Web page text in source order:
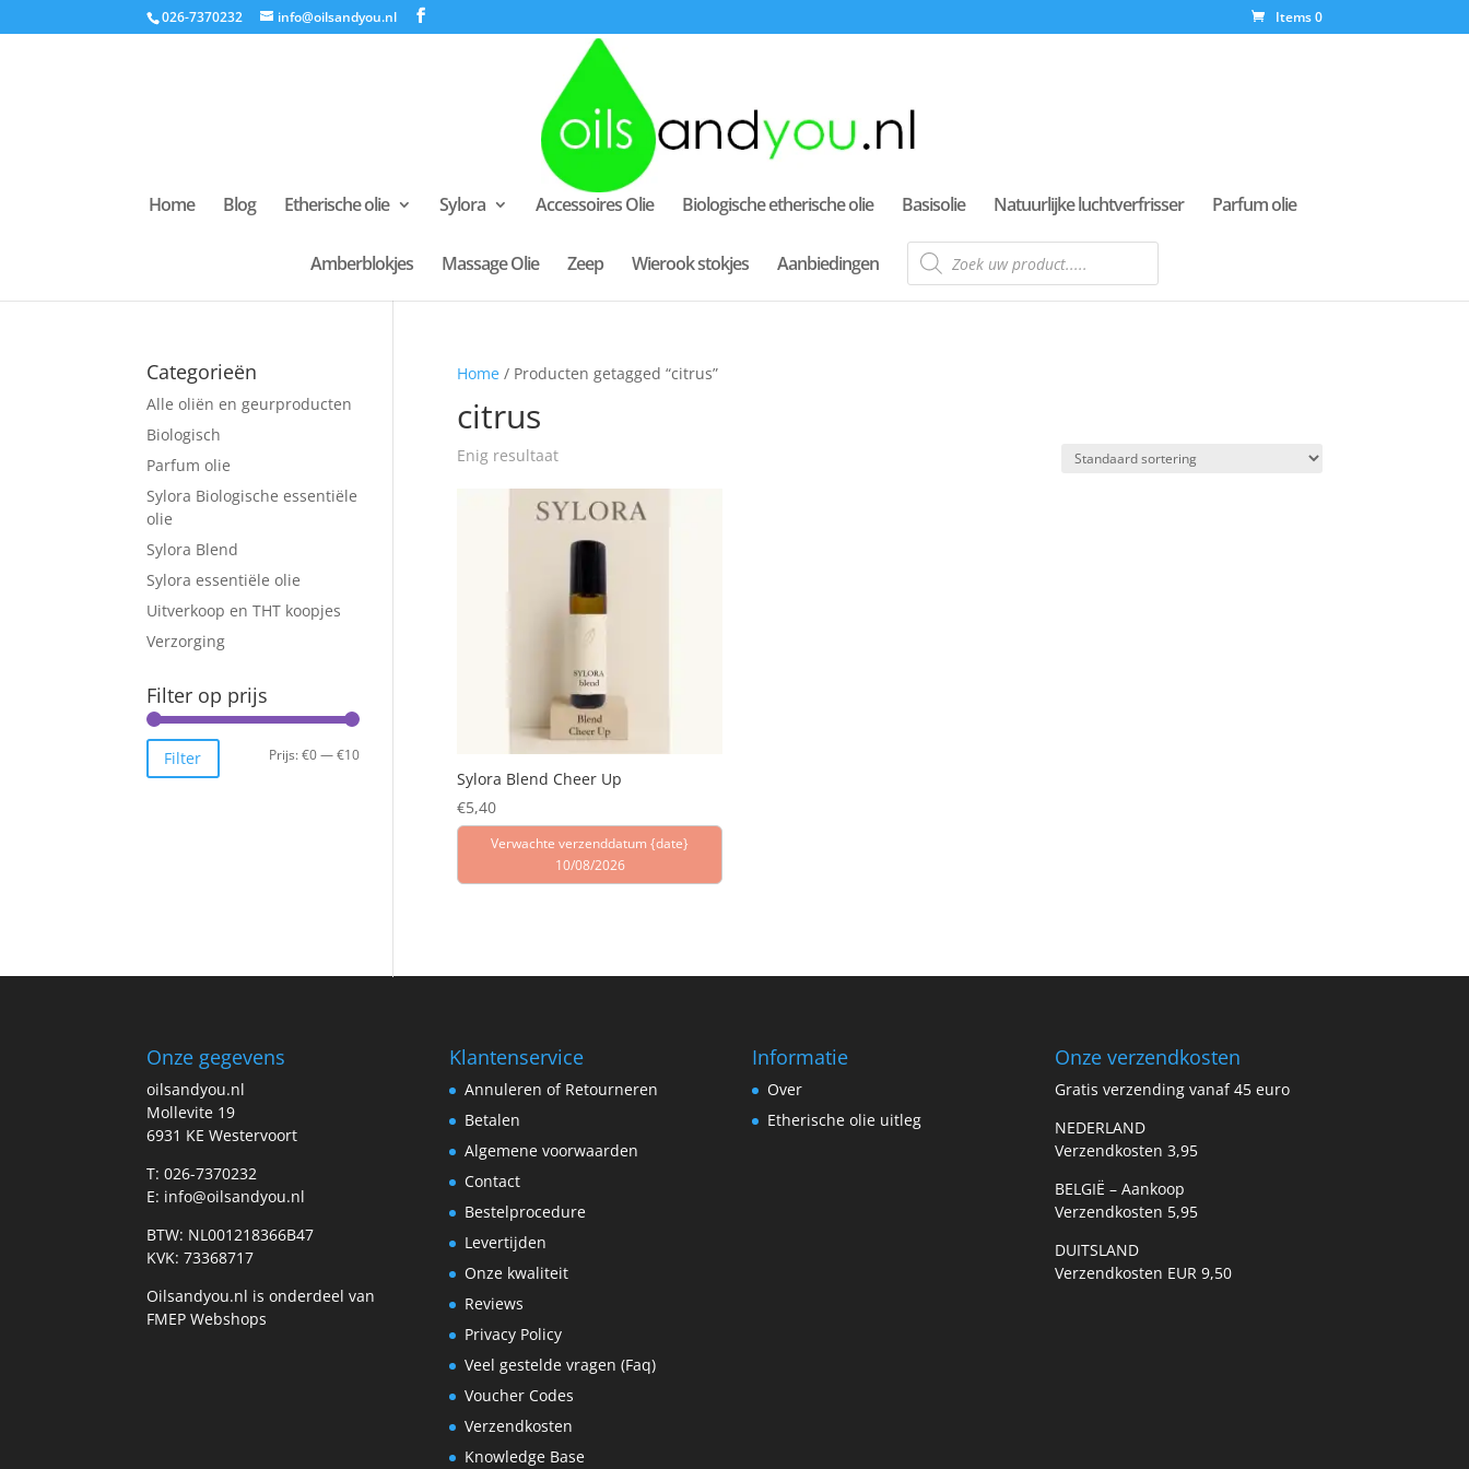
026-7370232 info@oilsandyou.nl Items 0
Home Blog Etherische olie Sylora Accessoires Olie Biologische etherische olie Basisolie Natuurlijke luchtverfrisser Parfum olie
Amberblokjes Massage Olie Zeep Wierook stokjes Aanbiedingen
Producten
zoeken
Home/ Producten getagged “citrus”
citrus
Enig resultaat
Sylora Blend Cheer Up
€5,40
Verwachte verzenddatum {date}
10/08/2026
Categorieën
Alle oliën en geurproducten
Biologisch
Parfum olie
Sylora Biologische essentiële
olie
Sylora Blend
Sylora essentiële olie
Uitverkoop en THT koopjes
Verzorging
Filter op prijs
Min.
Max.
Filter Prijs:€0—€10
Onze gegevens
oilsandyou.nl
Mollevite 19
6931 KE Westervoort
T: 026-7370232
E: info@oilsandyou.nl
BTW: NL001218366B47
KVK: 73368717
Oilsandyou.nl is onderdeel van
FMEP Webshops
Klantenservice
Annuleren of Retourneren
Betalen
Algemene voorwaarden
Contact
Bestelprocedure
Levertijden
Onze kwaliteit
Reviews
Privacy Policy
Veel gestelde vragen (Faq)
Voucher Codes
Verzendkosten
Knowledge Base
Informatie
Over
Etherische olie uitleg
Onze verzendkosten
Gratis verzending vanaf 45 euro
NEDERLAND
Verzendkosten 3,95
BELGIË – Aankoop
Verzendkosten 5,95
DUITSLAND
Verzendkosten EUR 9,50